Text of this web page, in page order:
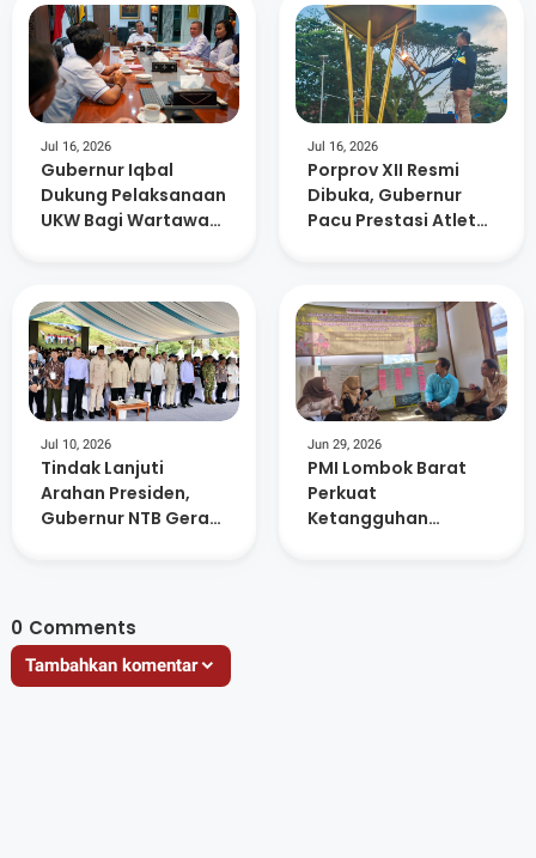
Jul 16, 2026
Gubernur Iqbal
Dukung Pelaksanaan
UKW Bagi Wartawan
Jul 16, 2026
Porprov XII Resmi
Dibuka, Gubernur
Pacu Prestasi Atlet
Jul 10, 2026
Tindak Lanjuti
Arahan Presiden,
Gubernur NTB Gerak
Jun 29, 2026
PMI Lombok Barat
Perkuat
Ketangguhan
0 Comments
Tambahkan komentar